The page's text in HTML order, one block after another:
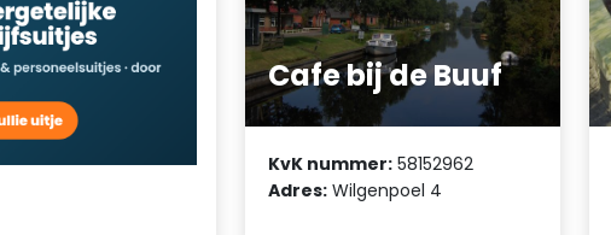
Cafe bij de Buuf
KvK nummer: 58152962
Adres: Wilgenpoel 4